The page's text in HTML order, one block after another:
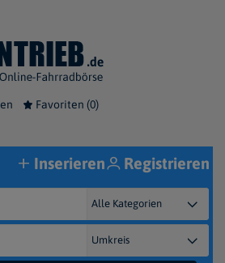
Favoriten (0)
Inserieren Registrieren